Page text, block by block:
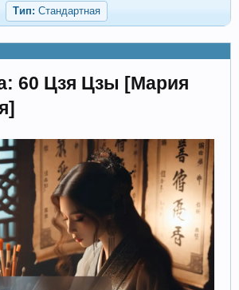
Тип: Стандартная
60 Цзя Цзы [Мария